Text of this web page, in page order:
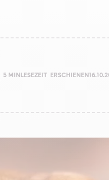
5 MIN LESEZEIT ERSCHIENEN